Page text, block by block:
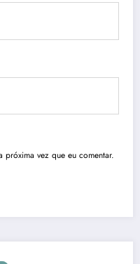
próxima vez que eu comentar.